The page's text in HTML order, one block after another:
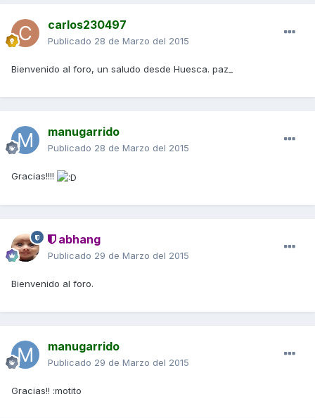
carlos230497
Publicado 28 de Marzo del 2015
Bienvenido al foro, un saludo desde Huesca. paz_
manugarrido
Publicado 28 de Marzo del 2015
Gracias!!!!
abhang
Publicado 29 de Marzo del 2015
Bienvenido al foro.
manugarrido
Publicado 29 de Marzo del 2015
Gracias!! :motito